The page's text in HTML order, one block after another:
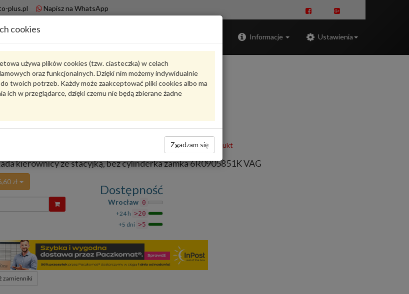
plus.pl Napisz na WhatsApp
Informacje Ustawienia
cookies
używa plików cookies (tzw. ciasteczka) w celach
oraz funkcjonalnych. Dzięki nim możemy indywidualnie
twoich potrzeb. Każdy może zaakceptować pliki cookies albo ma
ich w przeglądarce, dzięki czemu nie będą zbierane żadne
Zgadzam się
produktu
oryginalny VW AUDI SEAT SKODA
, oddano głosów:1 oceń produkt
kierownicy ze stacyjką, bez cylinderka zamka 6R0905851K VAG
zł
Dostępność
Wrocław 0
+24 h >20
+5 dni >5
zamienniki